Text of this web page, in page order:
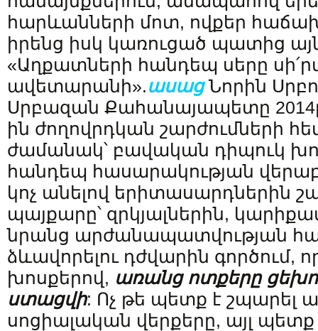
հարևանների մոտ, ովքեր հաճախ
իրենց իսկ կառուցած պատից
«Աղքատների հանդեպ սերը
ավետարանի».ասաց Նորին
Սրբազան Քահանայապետը
ին ժողովրդկան շարժումների
ժամանակ՝ բավական դիպուկ
հանդեպ հասարակության
կոչ անելով երիտասարդներին
պայքարը՝ զրկյալներին,
նրանց արժանապատվության
ձևավորելու դժվարին գործում,
խոսքերով, առանց ոտքերը
ստացվի: Ոչ թե պետք է շպարել
սոցիալական վերքերը, այլ պետք